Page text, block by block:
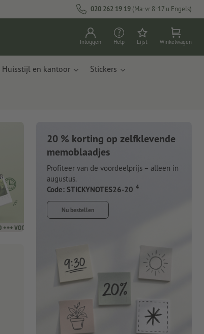
020 262 19 19 (Ma-vr 8-17 u Engels)
Inloggen Help Lijst Winkelwagen
Huisstijl en kantoor Stickers
20 % korting op zelfklevende
memoblaadjes
Profiteer van de voordeelprijs – alleen in
augustus.
Code: STICKYNOTES26-20 4
Nu bestellen